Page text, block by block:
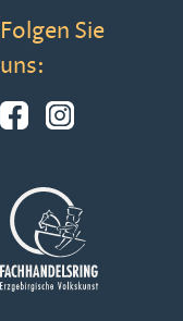
Folgen Sie
uns: